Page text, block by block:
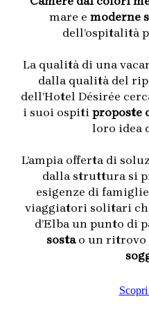
mare e moderne
dell’ospitalità
La qualità di una
dalla qualità del
dell’Hotel Désirée
i suoi ospiti proposte
loro idea
L’ampia offerta di
dalla struttura si
esigenze di
viaggiatori solitari
d’Elba un punto di
sostao un ritrovo